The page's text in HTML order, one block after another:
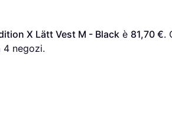
X Lätt Vest M - Black è 81,70 €.
4 negozi.